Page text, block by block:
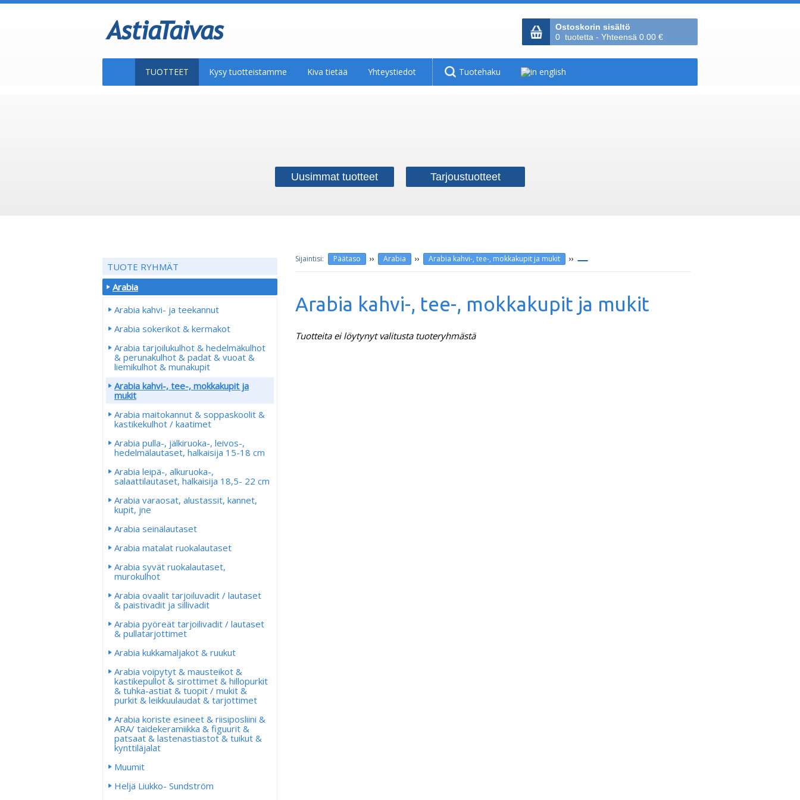
Ostoskorin sisältö
0 tuotetta - Yhteensä 0.00 €
TUOTTEET Kysy tuotteistamme Kiva tietää Yhteystiedot Tuotehaku
Uusimmat tuotteet Tarjoustuotteet
Päätaso ›› Arabia ›› Arabia kahvi-, tee-, mokkakupit ja mukit ››
Arabia kahvi-, tee-, mokkakupit ja mukit
Tuotteita ei löytynyt valitusta tuoteryhmästä
TUOTE RYHMÄT
Arabia
Arabia kahvi- ja teekannut
Arabia sokerikot & kermakot
Arabia tarjoilukulhot & hedelmäkulhot
& perunakulhot & padat & vuoat &
liemikulhot & munakupit
Arabia kahvi-, tee-, mokkakupit ja
mukit
Arabia maitokannut & soppaskoolit &
kastikekulhot / kaatimet
Arabia pulla-, jälkiruoka-, leivos-,
hedelmälautaset, halkaisija 15-18 cm
Arabia leipä-, alkuruoka-,
salaattilautaset, halkaisija 18,5- 22 cm
Arabia varaosat, alustassit, kannet,
kupit, jne
Arabia seinälautaset
Arabia matalat ruokalautaset
Arabia syvät ruokalautaset,
murokulhot
Arabia ovaalit tarjoiluvadit / lautaset
& paistivadit ja sillivadit
Arabia pyöreät tarjoilivadit / lautaset
& pullatarjottimet
Arabia kukkamaljakot & ruukut
Arabia voipytyt & mausteikot &
kastikepullot & sirottimet & hillopurkit
& tuhka-astiat & tuopit / mukit &
purkit & leikkuulaudat & tarjottimet
Arabia koriste esineet & riisiposliini &
ARA/ taidekeramiikka & figuurit &
patsaat & lastenastiastot & tuikut &
kynttiläjalat
Muumit
Heljä Liukko- Sundström